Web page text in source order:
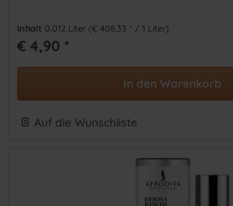
Inhalt 0.012 Liter (€ 408,33 * / 1 Liter)
€ 4,90 *
In den Warenkorb
Auf die Wunschliste